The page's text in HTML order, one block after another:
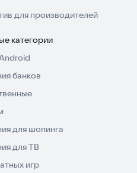
для производителей
категории
банков
для шопинга
для ТВ
игр